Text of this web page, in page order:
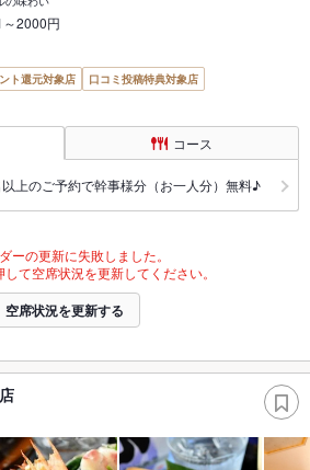
2000円
ト還元対象店
口コミ投稿特典対象店
コース
上のご予約で幹事様分（お一人分）無料♪
ーの更新に失敗しました。
て空席状況を更新してください。
空席状況を更新する